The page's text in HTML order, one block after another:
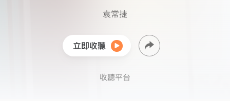
袁常捷
立即收聽
收聽平台